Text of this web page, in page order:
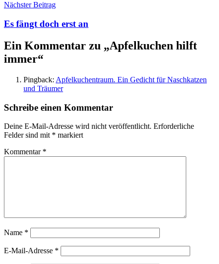
Nächster Beitrag
Es fängt doch erst an
Ein Kommentar zu „Apfelkuchen hilft
immer“
Pingback: Apfelkuchentraum. Ein Gedicht für Naschkatzen
und Träumer
Schreibe einen Kommentar
Deine E-Mail-Adresse wird nicht veröffentlicht. Erforderliche
Felder sind mit * markiert
Kommentar *
Name *
E-Mail-Adresse *